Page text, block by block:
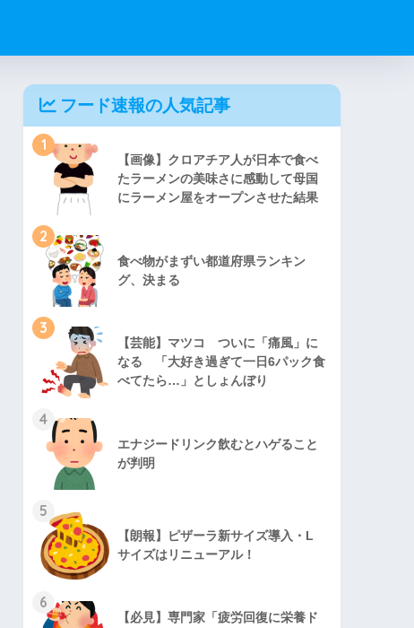
フード速報の人気記事
1
【画像】クロアチア人が日本で食べ
たラーメンの美味さに感動して母国
にラーメン屋をオープンさせた結果
2
食べ物がまずい都道府県ランキン
グ、決まる
3
【芸能】マツコ ついに「痛風」に
なる 「大好き過ぎて一日6パック食
べてたら…」としょんぼり
4
エナジードリンク飲むとハゲること
が判明
5
【朗報】ピザーラ新サイズ導入・L
サイズはリニューアル！
6
【必見】専門家「疲労回復に栄養ド